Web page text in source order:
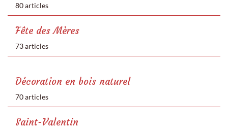
80 articles
Fête des Mères
73 articles
Décoration en bois naturel
70 articles
Saint-Valentin